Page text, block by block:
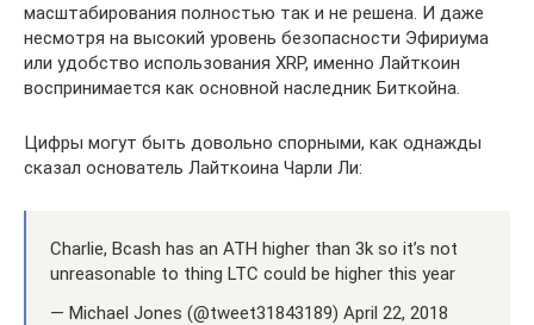
масштабирования полностью так и не решена. И даже
несмотря на высокий уровень безопасности Эфириума
или удобство использования XRP, именно Лайткоин
воспринимается как основной наследник Биткойна.
Цифры могут быть довольно спорными, как однажды
сказал основатель Лайткоина Чарли Ли:
Charlie, Bcash has an ATH higher than 3k so it’s not
unreasonable to thing LTC could be higher this year
— Michael Jones (@tweet31843189) April 22, 2018